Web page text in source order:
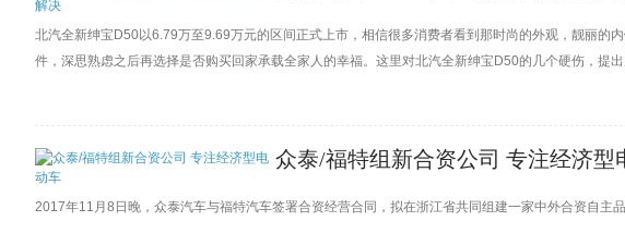
北汽全新绅宝D50以6.79万至9.69万元的区间正式上市，相信很多消费者看到那时尚的外观，靓丽的
件，深思熟虑之后再选择是否购买回家承载全家人的幸福。这里对北汽全新绅宝D50的几个硬伤，提
众泰/福特组新合资公司 专注经济型
2017年11月8日晚，众泰汽车与福特汽车签署合资经营合同，拟在浙江省共同组建一家中外合资自主